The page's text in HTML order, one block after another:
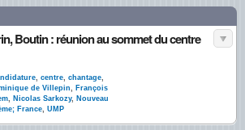
Boutin : réunion au sommet du centre
, centre, chantage,
de Villepin, François
, Nicolas Sarkozy, Nouveau
France, UMP